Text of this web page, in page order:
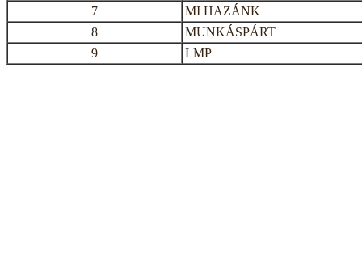
7
MI HAZÁNK
8
MUNKÁSPÁRT
9
LMP